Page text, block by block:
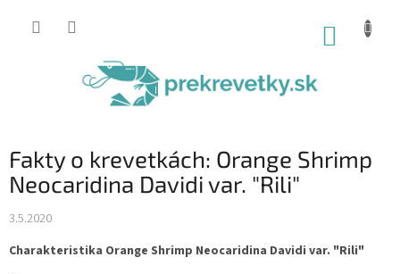
Fakty o krevetkách: Orange Shrimp
Neocaridina Davidi var. "Rili"
3.5.2020
Charakteristika Orange Shrimp Neocaridina Davidi var. "Rili"